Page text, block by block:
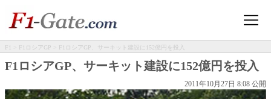
F1 > F1ロシアGP > F1ロシアGP、サーキット建設に152億円を投入
F1ロシアGP、サーキット建設に152億円を投入
2011年10月27日 8:08 公開